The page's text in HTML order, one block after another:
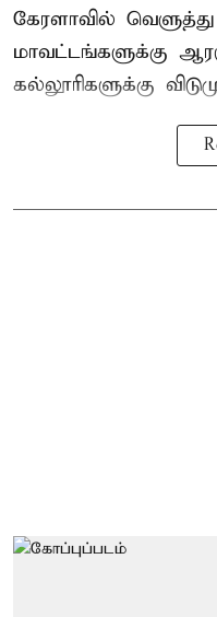
கேரளாவில்
மாவட்டங்களுக்கு
கல்லூரிகளுக்கு